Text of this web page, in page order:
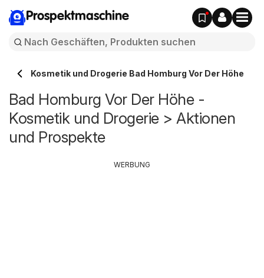
Prospektmaschine
Kosmetik und Drogerie Bad Homburg Vor Der Höhe
Bad Homburg Vor Der Höhe -
Kosmetik und Drogerie > Aktionen
und Prospekte
WERBUNG